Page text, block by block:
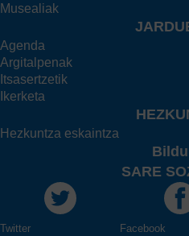
Musealiak
Agenda
Argitalpenak
Itsasertzetik
Ikerketa
Hezkuntza eskaintza
SARE
Twitter Facebook